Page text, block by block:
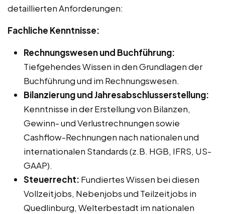
detaillierten Anforderungen:
Fachliche Kenntnisse:
Rechnungswesen und Buchführung:
Tiefgehendes Wissen in den Grundlagen der
Buchführung und im Rechnungswesen.
Bilanzierung und Jahresabschlusserstellung:
Kenntnisse in der Erstellung von Bilanzen,
Gewinn- und Verlustrechnungen sowie
Cashflow-Rechnungen nach nationalen und
internationalen Standards (z.B. HGB, IFRS, US-
GAAP).
Steuerrecht: Fundiertes Wissen bei diesen
Vollzeitjobs, Nebenjobs und Teilzeitjobs in
Quedlinburg, Welterbestadt im nationalen